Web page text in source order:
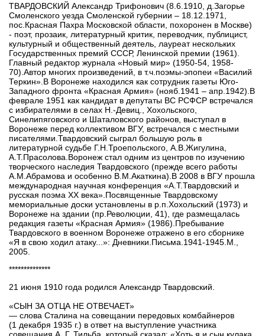
ТВАРДОВСКИЙ Александр Трифонович (8.6.1910, д.Загорье
Смоленского уезда Смоленской губернии – 18.12.1971,
пос.Красная Пахра Московской области, похоронен в Москве)
- поэт, прозаик, литературный критик, переводчик, публицист,
культурный и общественный деятель, лауреат нескольких
Государственных премий СССР, Ленинской премии (1961).
Главный редактор журнала «Новый мир» (1950-54, 1958-
70).Автор многих произведений, в т.ч.поэмы-эпопеи «Василий
Теркин».В Воронеже находился как сотрудник газеты Юго-
Западного фронта «Красная Армия» (нояб.1941 – апр.1942).В
феврале 1951 как кандидат в депутаты ВС РСФСР встречался
с избирателями в селах Н.-Девиц., Хохольского,
Синелипяговского и Шаталовского районов, выступал в
Воронеже перед коллективом ВГУ, встречался с местными
писателями.Твардовский сыграл большую роль в
литературной судьбе Г.Н.Троепольского, А.В.Жигулина,
А.Т.Прасолова.Воронеж стал одним из центров по изучению
творческого наследия Твардовского (прежде всего работы
А.М.Абрамова и особенно В.М.Акаткина).В 2008 в ВГУ прошла
международная научная конференция «А.Т.Твардовский и
русская поэма ХХ века».Посвященные Твардовскому
мемориальные доски установлены в р.п.Хохольский (1973) и
Воронеже на здании (пр.Революции, 41), где размещалась
редакция газеты «Красная Армия» (1986).Пребывание
Твардовского в военном Воронеже отражено в его сборнике
«Я в свою ходил атаку...»: Дневники.Письма.1941-1945.М.,
2005.
**************
21 июня 1910 года родился Александр Твардовский.
«СЫН ЗА ОТЦА НЕ ОТВЕЧАЕТ»
— слова Сталина на совещании передовых комбайнеров
(1 декабря 1935 г.) в ответ на выступление участника